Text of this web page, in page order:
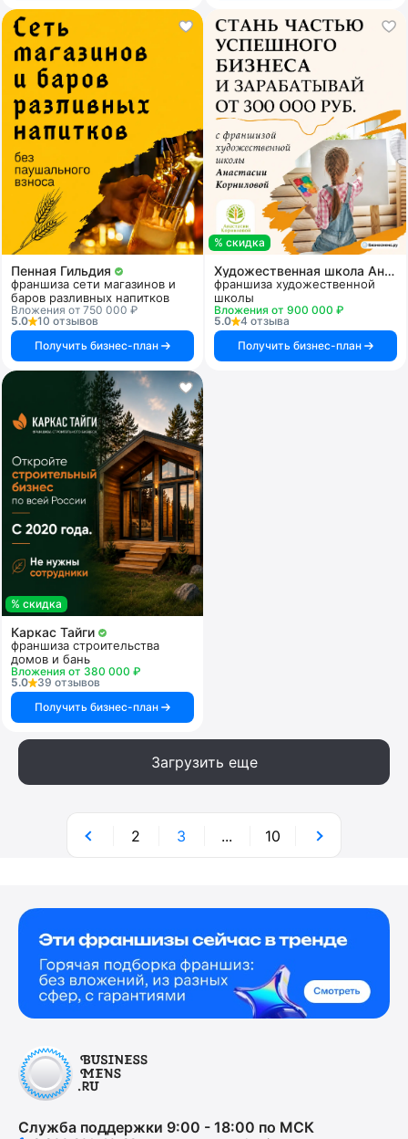
Пенная Гильдия
франшиза сети магазинов и
баров разливных напитков
Вложения от 750 000 ₽
5.0
10 отзывов
Получить бизнес-план
% скидка
Художественная школа Анастасии Корниловой
франшиза художественной
школы
Вложения от 900 000 ₽
5.0
4 отзыва
Получить бизнес-план
% скидка
Каркас Тайги
франшиза строительства
домов и бань
Вложения от 380 000 ₽
5.0
39 отзывов
Получить бизнес-план
Загрузить еще
2 3 ... 10
Служба поддержки 9:00 - 18:00 по МСК